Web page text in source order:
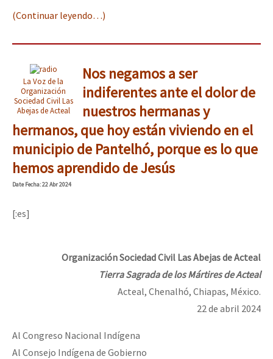
(Continuar leyendo…)
La Voz de la
Organización
Sociedad Civil Las
Abejas de Acteal
Nos negamos a ser
indiferentes ante el dolor de
nuestros hermanas y
hermanos, que hoy están viviendo en el
municipio de Pantelhó, porque es lo que
hemos aprendido de Jesús
DateFecha: 22 Abr 2024
[:es]
Organización Sociedad Civil Las Abejas de Acteal
Tierra Sagrada de los Mártires de Acteal
Acteal, Chenalhó, Chiapas, México.
22 de abril 2024
Al Congreso Nacional Indígena
Al Consejo Indígena de Gobierno